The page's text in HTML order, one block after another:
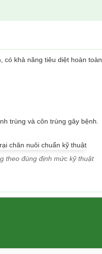
có khả năng tiêu diệt hoàn
trùng và côn trùng gây bệnh.
theo đúng định mức kỹ thuật